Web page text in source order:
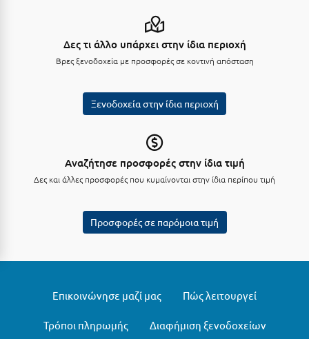
Κρουαζιέρες
Κύπρος
Λακόπετρα Αχαΐας
Λακωνία
Δες τι άλλο υπάρχει στην ίδια περιοχή
Βρες ξενοδοχεία με προσφορές σε κοντινή απόσταση
Ξενοδοχεία στην ίδια περιοχή
Αναζήτησε προσφορές στην ίδια τιμή
Δες και άλλες προσφορές που κυμαίνονται στην ίδια περίπου τιμή
Προσφορές σε παρόμοια τιμή
Επικοινώνησε μαζί μας Πώς λειτουργεί
Τρόποι πληρωμής Διαφήμιση ξενοδοχείων